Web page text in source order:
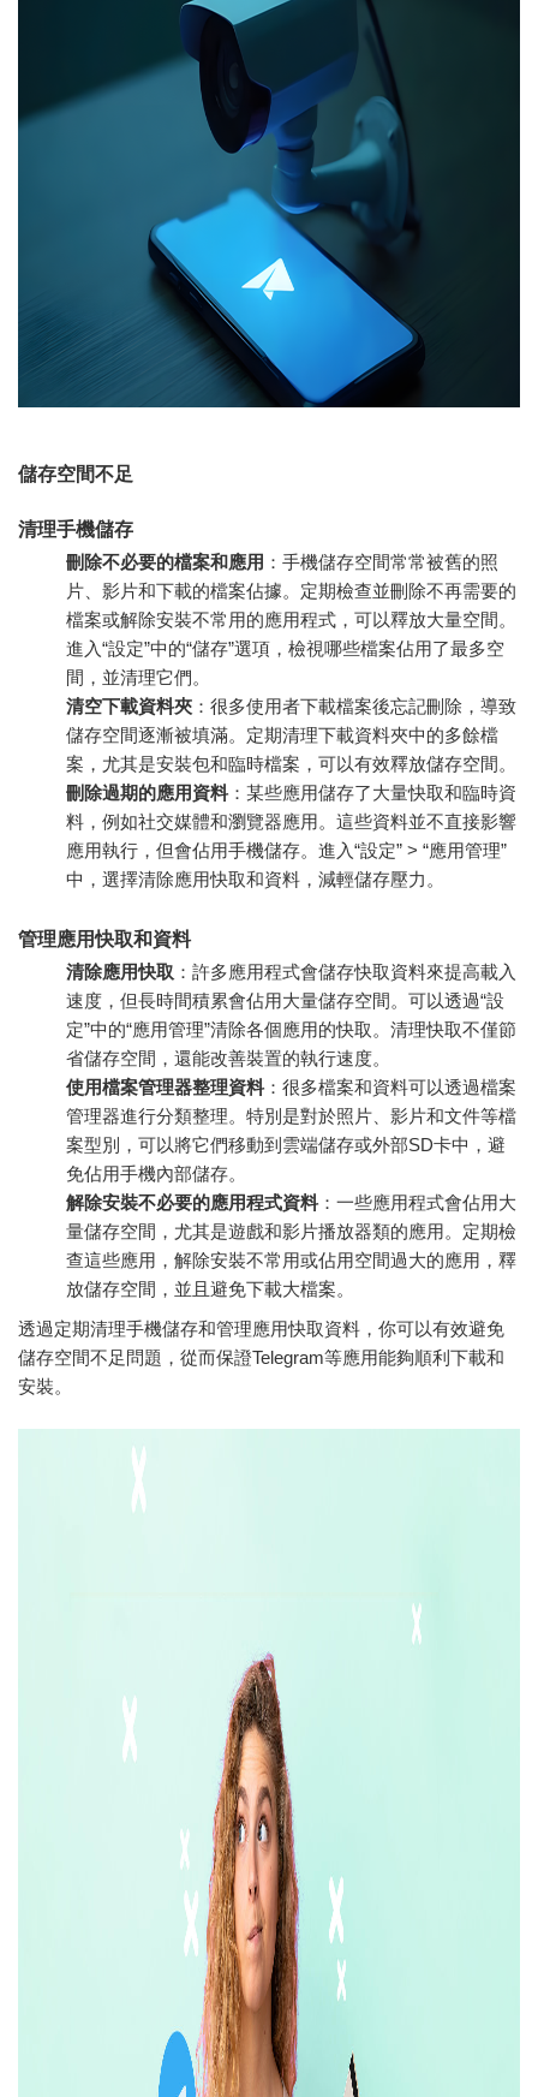
儲存空間不足
清理手機儲存
刪除不必要的檔案和應用 ：手機儲存空間常常被舊的照
片、影片和下載的檔案佔據。定期檢查並刪除不再需要的
檔案或解除安裝不常用的應用程式，可以釋放大量空間。
進入“設定”中的“儲存”選項，檢視哪些檔案佔用了最多空
間，並清理它們。
清空下載資料夾 ：很多使用者下載檔案後忘記刪除，導致
儲存空間逐漸被填滿。定期清理下載資料夾中的多餘檔
案，尤其是安裝包和臨時檔案，可以有效釋放儲存空間。
刪除過期的應用資料 ：某些應用儲存了大量快取和臨時資
料，例如社交媒體和瀏覽器應用。這些資料並不直接影響
應用執行，但會佔用手機儲存。進入“設定” > “應用管理”
中，選擇清除應用快取和資料，減輕儲存壓力。
管理應用快取和資料
清除應用快取 ：許多應用程式會儲存快取資料來提高載入
速度，但長時間積累會佔用大量儲存空間。可以透過“設
定”中的“應用管理”清除各個應用的快取。清理快取不僅節
省儲存空間，還能改善裝置的執行速度。
使用檔案管理器整理資料 ：很多檔案和資料可以透過檔案
管理器進行分類整理。特別是對於照片、影片和文件等檔
案型別，可以將它們移動到雲端儲存或外部SD卡中，避
免佔用手機內部儲存。
解除安裝不必要的應用程式資料 ：一些應用程式會佔用大
量儲存空間，尤其是遊戲和影片播放器類的應用。定期檢
查這些應用，解除安裝不常用或佔用空間過大的應用，釋
放儲存空間，並且避免下載大檔案。
透過定期清理手機儲存和管理應用快取資料，你可以有效避免
儲存空間不足問題，從而保證Telegram等應用能夠順利下載和
安裝。